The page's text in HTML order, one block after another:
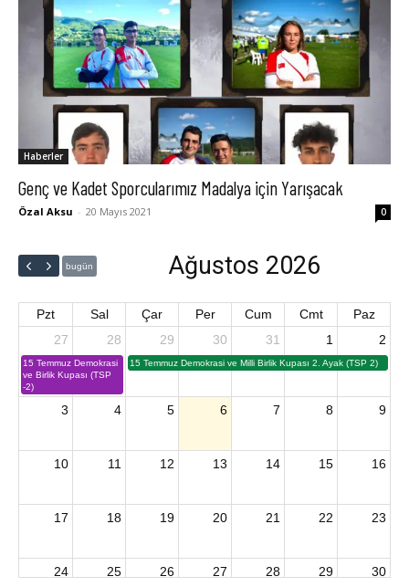
Haberler
Genç ve Kadet Sporcularımız Madalya için Yarışacak
Özal Aksu - 20 Mayıs 2021 0
bugün Ağustos 2026
Pzt Sal Çar Per Cum Cmt
Paz
27
15 Temmuz Demokrasi
ve Birlik Kupası (TSP
-2)
28 29
15 Temmuz Demokrasi ve Milli Birlik Kupası 2. Ayak (TSP 2)
30 31 1 2
3 4 5 6 7 8 9
10 11 12 13 14 15 16
17 18 19 20 21 22 23
24 25 26 27 28 29 30